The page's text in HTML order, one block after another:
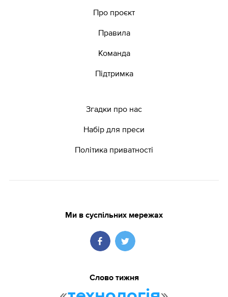
Про проєкт
Правила
Команда
Підтримка
Згадки про нас
Набір для преси
Політика приватності
Ми в суспільних мережах
Слово тижня